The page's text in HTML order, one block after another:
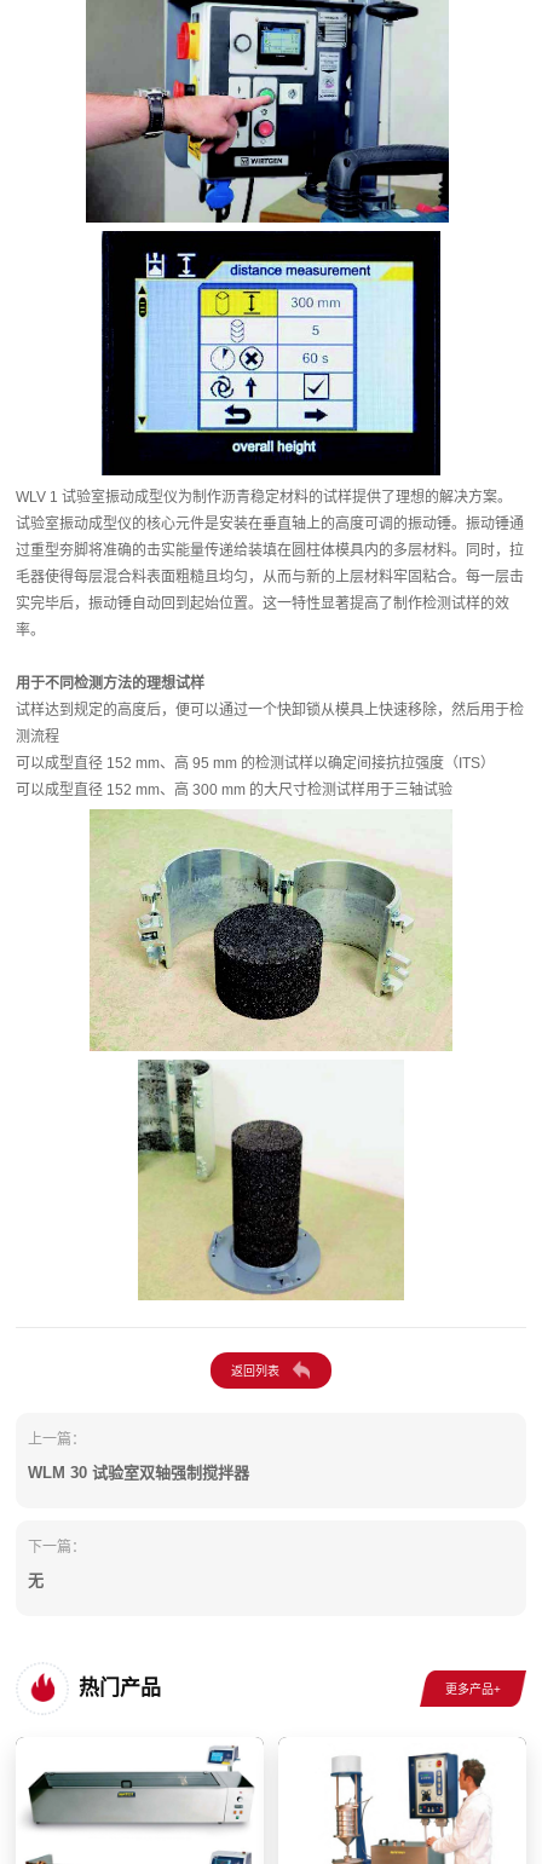
WLV 1 试验室振动成型仪为制作沥青稳定材料的试样提供了理想的解决方案。
试验室振动成型仪的核心元件是安装在垂直轴上的高度可调的振动锤。振动锤通
过重型夯脚将准确的击实能量传递给装填在圆柱体模具内的多层材料。同时，拉
毛器使得每层混合料表面粗糙且均匀，从而与新的上层材料牢固粘合。每一层击
实完毕后，振动锤自动回到起始位置。这一特性显著提高了制作检测试样的效
率。
用于不同检测方法的理想试样
试样达到规定的高度后，便可以通过一个快卸锁从模具上快速移除，然后用于检
测流程
可以成型直径 152 mm、高 95 mm 的检测试样以确定间接抗拉强度（ITS）
可以成型直径 152 mm、高 300 mm 的大尺寸检测试样用于三轴试验
上一篇：
WLM 30 试验室双轴强制搅拌器
下一篇：
无
热门产品